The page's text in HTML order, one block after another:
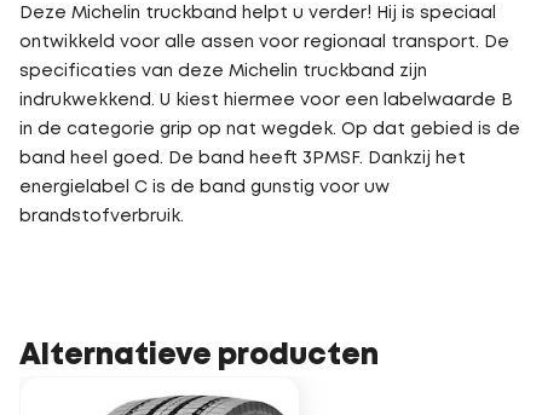
Deze Michelin truckband helpt u verder! Hij is speciaal
ontwikkeld voor alle assen voor regionaal transport. De
specificaties van deze Michelin truckband zijn
indrukwekkend. U kiest hiermee voor een labelwaarde B
in de categorie grip op nat wegdek. Op dat gebied is de
band heel goed. De band heeft 3PMSF. Dankzij het
energielabel C is de band gunstig voor uw
brandstofverbruik.
Alternatieve producten